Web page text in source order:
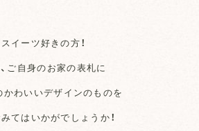
スイーツ好きの方！
ご自身のお家の表札に
かわいいデザインのものを
てはいかがでしょうか！